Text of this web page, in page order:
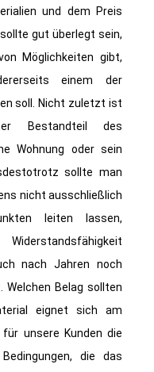
und dem Preis
gut überlegt sein,
Möglichkeiten gibt,
einem der
soll. Nicht zuletzt ist
Bestandteil des
Wohnung oder sein
sollte man
nicht ausschließlich
leiten lassen,
nach Jahren noch
Welchen Belag sollten
eignet sich am
unsere Kunden die
die das